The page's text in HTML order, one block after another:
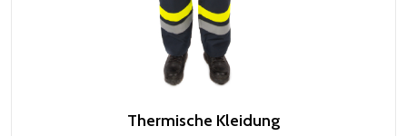
Thermische Kleidung